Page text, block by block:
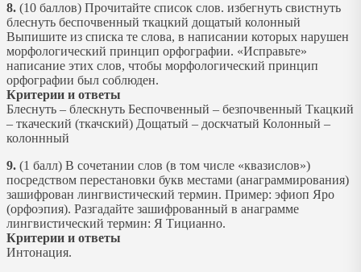
8. (10 баллов) Прочитайте список слов. избегнуть свистнуть
блеснуть беспочвенный ткацкий дощатый колонный
Выпишите из списка те слова, в написании которых нарушен
морфологический принцип орфографии. «Исправьте»
написание этих слов, чтобы морфологический принцип
орфографии был соблюден.
Критерии и ответы
Блеснуть – блескнуть Беспочвенный – безпочвенный Ткацкий
– ткаческий (ткачский) Дощатый – доскчатый Колонный –
колоннный
9. (1 балл) В сочетании слов (в том числе «квазислов»)
посредством перестановки букв местами (анаграммирования)
зашифрован лингвистический термин. Пример: эфиоп Яро
(орфоэпия). Разгадайте зашифрованный в анаграмме
лингвистический термин: Я Тицианно.
Критерии и ответы
Интонация.